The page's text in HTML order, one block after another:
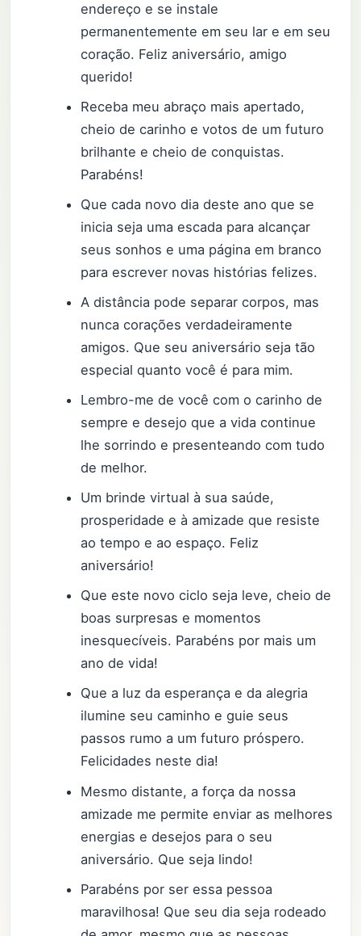
endereço e se instale
permanentemente em seu lar e em seu
coração. Feliz aniversário, amigo
querido!
Receba meu abraço mais apertado,
cheio de carinho e votos de um futuro
brilhante e cheio de conquistas.
Parabéns!
Que cada novo dia deste ano que se
inicia seja uma escada para alcançar
seus sonhos e uma página em branco
para escrever novas histórias felizes.
A distância pode separar corpos, mas
nunca corações verdadeiramente
amigos. Que seu aniversário seja tão
especial quanto você é para mim.
Lembro-me de você com o carinho de
sempre e desejo que a vida continue
lhe sorrindo e presenteando com tudo
de melhor.
Um brinde virtual à sua saúde,
prosperidade e à amizade que resiste
ao tempo e ao espaço. Feliz
aniversário!
Que este novo ciclo seja leve, cheio de
boas surpresas e momentos
inesquecíveis. Parabéns por mais um
ano de vida!
Que a luz da esperança e da alegria
ilumine seu caminho e guie seus
passos rumo a um futuro próspero.
Felicidades neste dia!
Mesmo distante, a força da nossa
amizade me permite enviar as melhores
energias e desejos para o seu
aniversário. Que seja lindo!
Parabéns por ser essa pessoa
maravilhosa! Que seu dia seja rodeado